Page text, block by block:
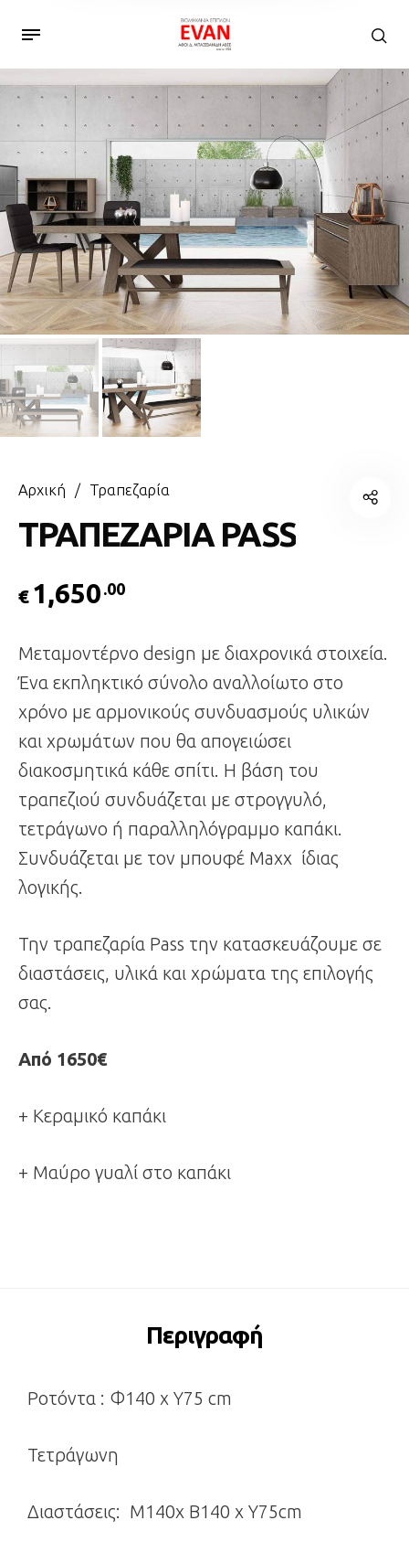
Αρχική / Τραπεζαρία
ΤΡΑΠΕΖΑΡΙΑ PASS
€ 1,650 .00
Μεταμοντέρνο design με διαχρονικά στοιχεία.
Ένα εκπληκτικό σύνολο αναλλοίωτο στο
χρόνο με αρμονικούς συνδυασμούς υλικών
και χρωμάτων που θα απογειώσει
διακοσμητικά κάθε σπίτι. Η βάση του
τραπεζιού συνδυάζεται με στρογγυλό,
τετράγωνο ή παραλληλόγραμμο καπάκι.
Συνδυάζεται με τον μπουφέ Maxx ίδιας
λογικής.
Την τραπεζαρία Pass την κατασκευάζουμε σε
διαστάσεις, υλικά και χρώματα της επιλογής
σας.
Από 1650€
+ Κεραμικό καπάκι
+ Μαύρο γυαλί στο καπάκι
Περιγραφή
Ροτόντα : Φ140 x Y75 cm
Τετράγωνη
Διαστάσεις: Μ140x Β140 x Υ75cm